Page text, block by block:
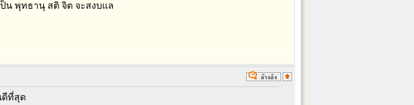
ป็น พุทธานุ สติ จิต จะสงบแล
ดีที่สุด